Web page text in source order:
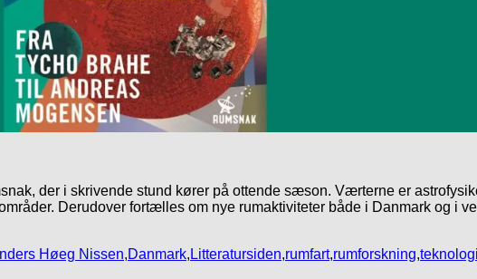
der i skrivende stund kører på ottende sæson. Værterne er
Derudover fortælles om nye rumaktiviteter både i Danmark og i
Høeg Nissen,Danmark, Litteratursiden,rumfart,rumforskning,teknologi